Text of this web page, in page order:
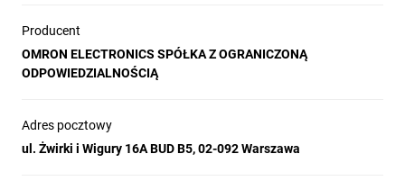
Producent
OMRON ELECTRONICS SPÓŁKA Z OGRANICZONĄ
ODPOWIEDZIALNOŚCIĄ
Adres pocztowy
ul. Żwirki i Wigury 16A BUD B5, 02-092 Warszawa